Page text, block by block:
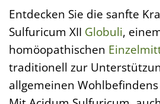
Entdecken Sie die sanfte
Sulfuricum XII Globuli,
homöopathischen
traditionell zur
allgemeinen